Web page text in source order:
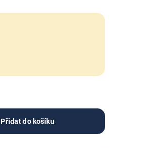
Přidat do košíku